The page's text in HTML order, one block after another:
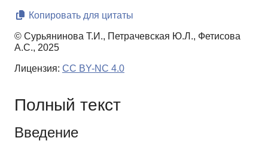
Копировать для цитаты
© Сурьянинова Т.И., Петрачевская Ю.Л., Фетисова
А.С., 2025
Лицензия: CC BY-NC 4.0
Полный текст
Введение